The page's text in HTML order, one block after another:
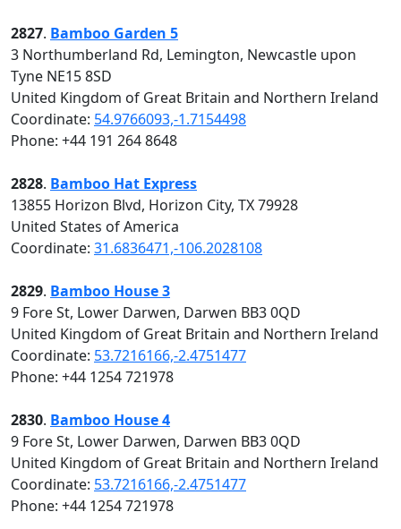
2827. Bamboo Garden 5
3 Northumberland Rd, Lemington, Newcastle upon
Tyne NE15 8SD
United Kingdom of Great Britain and Northern Ireland
Coordinate: 54.9766093,-1.7154498
Phone: +44 191 264 8648
2828. Bamboo Hat Express
13855 Horizon Blvd, Horizon City, TX 79928
United States of America
Coordinate: 31.6836471,-106.2028108
2829. Bamboo House 3
9 Fore St, Lower Darwen, Darwen BB3 0QD
United Kingdom of Great Britain and Northern Ireland
Coordinate: 53.7216166,-2.4751477
Phone: +44 1254 721978
2830. Bamboo House 4
9 Fore St, Lower Darwen, Darwen BB3 0QD
United Kingdom of Great Britain and Northern Ireland
Coordinate: 53.7216166,-2.4751477
Phone: +44 1254 721978